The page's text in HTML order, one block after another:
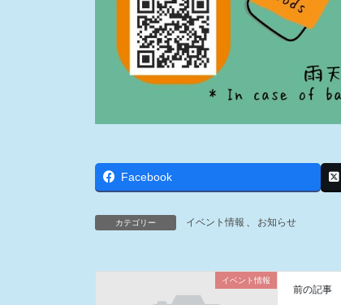
Facebook
カテゴリー イベント情報 、 お知らせ
イベント情報
前の記事